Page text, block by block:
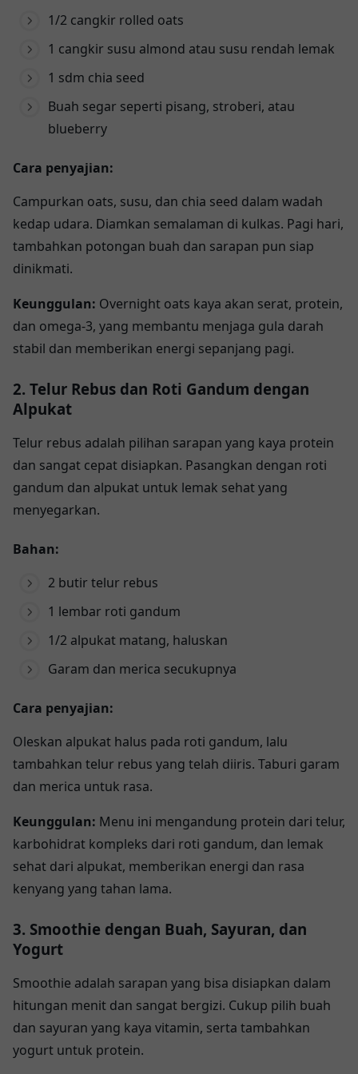
1/2 cangkir rolled oats
1 cangkir susu almond atau susu rendah lemak
1 sdm chia seed
Buah segar seperti pisang, stroberi, atau
blueberry
Cara penyajian:
Campurkan oats, susu, dan chia seed dalam wadah
kedap udara. Diamkan semalaman di kulkas. Pagi hari,
tambahkan potongan buah dan sarapan pun siap
dinikmati.
Keunggulan: Overnight oats kaya akan serat, protein,
dan omega-3, yang membantu menjaga gula darah
stabil dan memberikan energi sepanjang pagi.
2. Telur Rebus dan Roti Gandum dengan
Alpukat
Telur rebus adalah pilihan sarapan yang kaya protein
dan sangat cepat disiapkan. Pasangkan dengan roti
gandum dan alpukat untuk lemak sehat yang
menyegarkan.
Bahan:
2 butir telur rebus
1 lembar roti gandum
1/2 alpukat matang, haluskan
Garam dan merica secukupnya
Cara penyajian:
Oleskan alpukat halus pada roti gandum, lalu
tambahkan telur rebus yang telah diiris. Taburi garam
dan merica untuk rasa.
Keunggulan: Menu ini mengandung protein dari telur,
karbohidrat kompleks dari roti gandum, dan lemak
sehat dari alpukat, memberikan energi dan rasa
kenyang yang tahan lama.
3. Smoothie dengan Buah, Sayuran, dan
Yogurt
Smoothie adalah sarapan yang bisa disiapkan dalam
hitungan menit dan sangat bergizi. Cukup pilih buah
dan sayuran yang kaya vitamin, serta tambahkan
yogurt untuk protein.